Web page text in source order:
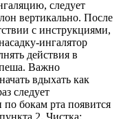
следует
вертикально. После
с инструкциями,
ингалятор
действия в
Важно
вдыхать как
следует
по бокам рта появится